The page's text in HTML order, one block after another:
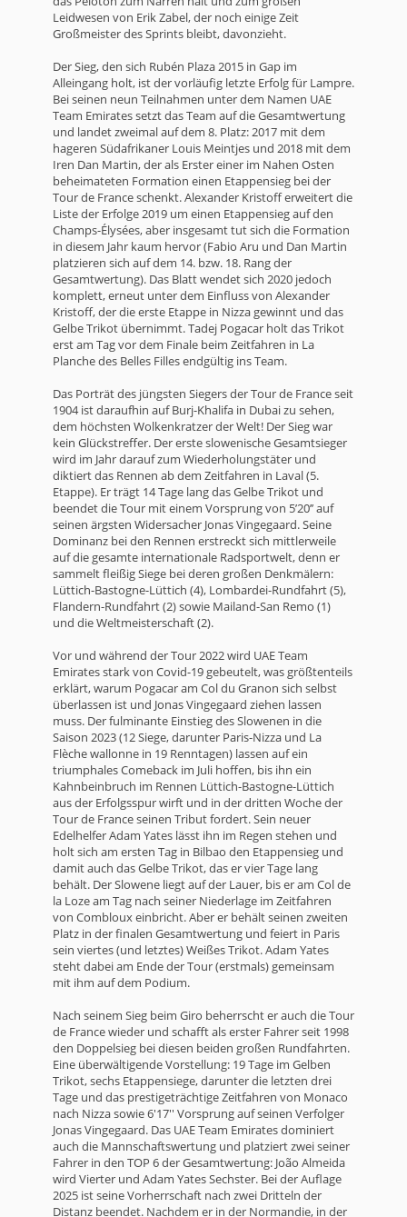
Leidwesen von Erik Zabel, der noch einige Zeit
Großmeister des Sprints bleibt, davonzieht.
Der Sieg, den sich Rubén Plaza 2015 in Gap im
Alleingang holt, ist der vorläufig letzte Erfolg für Lampre.
Bei seinen neun Teilnahmen unter dem Namen UAE
Team Emirates setzt das Team auf die Gesamtwertung
und landet zweimal auf dem 8. Platz: 2017 mit dem
hageren Südafrikaner Louis Meintjes und 2018 mit dem
Iren Dan Martin, der als Erster einer im Nahen Osten
beheimateten Formation einen Etappensieg bei der
Tour de France schenkt. Alexander Kristoff erweitert die
Liste der Erfolge 2019 um einen Etappensieg auf den
Champs-Élysées, aber insgesamt tut sich die Formation
in diesem Jahr kaum hervor (Fabio Aru und Dan Martin
platzieren sich auf dem 14. bzw. 18. Rang der
Gesamtwertung). Das Blatt wendet sich 2020 jedoch
komplett, erneut unter dem Einfluss von Alexander
Kristoff, der die erste Etappe in Nizza gewinnt und das
Gelbe Trikot übernimmt. Tadej Pogacar holt das Trikot
erst am Tag vor dem Finale beim Zeitfahren in La
Planche des Belles Filles endgültig ins Team.
Das Porträt des jüngsten Siegers der Tour de France seit
1904 ist daraufhin auf Burj-Khalifa in Dubai zu sehen,
dem höchsten Wolkenkratzer der Welt! Der Sieg war
kein Glückstreffer. Der erste slowenische Gesamtsieger
wird im Jahr darauf zum Wiederholungstäter und
diktiert das Rennen ab dem Zeitfahren in Laval (5.
Etappe). Er trägt 14 Tage lang das Gelbe Trikot und
beendet die Tour mit einem Vorsprung von 5’20’’ auf
seinen ärgsten Widersacher Jonas Vingegaard. Seine
Dominanz bei den Rennen erstreckt sich mittlerweile
auf die gesamte internationale Radsportwelt, denn er
sammelt fleißig Siege bei deren großen Denkmälern:
Lüttich-Bastogne-Lüttich (4), Lombardei-Rundfahrt (5),
Flandern-Rundfahrt (2) sowie Mailand-San Remo (1)
und die Weltmeisterschaft (2).
Vor und während der Tour 2022 wird UAE Team
Emirates stark von Covid-19 gebeutelt, was größtenteils
erklärt, warum Pogacar am Col du Granon sich selbst
überlassen ist und Jonas Vingegaard ziehen lassen
muss. Der fulminante Einstieg des Slowenen in die
Saison 2023 (12 Siege, darunter Paris-Nizza und La
Flèche wallonne in 19 Renntagen) lassen auf ein
triumphales Comeback im Juli hoffen, bis ihn ein
Kahnbeinbruch im Rennen Lüttich-Bastogne-Lüttich
aus der Erfolgsspur wirft und in der dritten Woche der
Tour de France seinen Tribut fordert. Sein neuer
Edelhelfer Adam Yates lässt ihn im Regen stehen und
holt sich am ersten Tag in Bilbao den Etappensieg und
damit auch das Gelbe Trikot, das er vier Tage lang
behält. Der Slowene liegt auf der Lauer, bis er am Col de
la Loze am Tag nach seiner Niederlage im Zeitfahren
von Combloux einbricht. Aber er behält seinen zweiten
Platz in der finalen Gesamtwertung und feiert in Paris
sein viertes (und letztes) Weißes Trikot. Adam Yates
steht dabei am Ende der Tour (erstmals) gemeinsam
mit ihm auf dem Podium.
Nach seinem Sieg beim Giro beherrscht er auch die Tour
de France wieder und schafft als erster Fahrer seit 1998
den Doppelsieg bei diesen beiden großen Rundfahrten.
Eine überwältigende Vorstellung: 19 Tage im Gelben
Trikot, sechs Etappensiege, darunter die letzten drei
Tage und das prestigeträchtige Zeitfahren von Monaco
nach Nizza sowie 6'17'' Vorsprung auf seinen Verfolger
Jonas Vingegaard. Das UAE Team Emirates dominiert
auch die Mannschaftswertung und platziert zwei seiner
Fahrer in den TOP 6 der Gesamtwertung: João Almeida
wird Vierter und Adam Yates Sechster. Bei der Auflage
2025 ist seine Vorherrschaft nach zwei Dritteln der
Distanz beendet. Nachdem er in der Normandie, in der